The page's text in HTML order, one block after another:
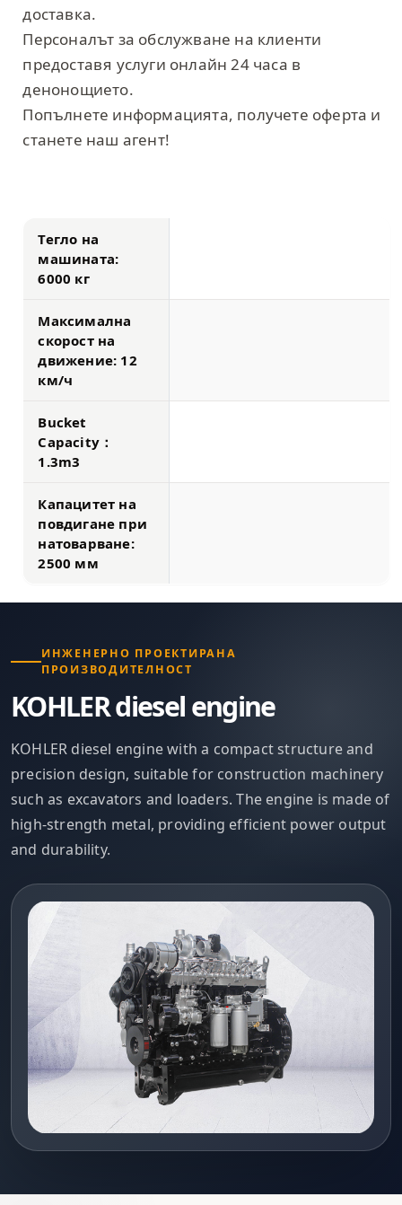
доставка.
Персоналът за обслужване на клиенти
предоставя услуги онлайн 24 часа в
денонощието.
Попълнете информацията, получете оферта и
станете наш агент!
Тегло на
машината:
6000 кг
Максимална
скорост на
движение: 12
км/ч
Bucket
Capacity：
1.3m3
Капацитет на
повдигане при
натоварване:
2500 мм
ИНЖЕНЕРНО ПРОЕКТИРАНА
ПРОИЗВОДИТЕЛНОСТ
KOHLER diesel engine
KOHLER diesel engine with a compact structure and
precision design, suitable for construction machinery
such as excavators and loaders. The engine is made of
high-strength metal, providing efficient power output
and durability.